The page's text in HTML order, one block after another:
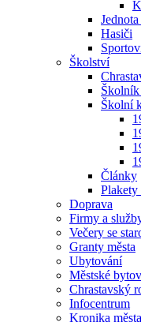
Hasiči
Školství
Školní
Články
Plakety
Doprava
Firmy a
Večery se
Granty města
Ubytování
Městské
Chrastavský
Infocentrum
Kronika města